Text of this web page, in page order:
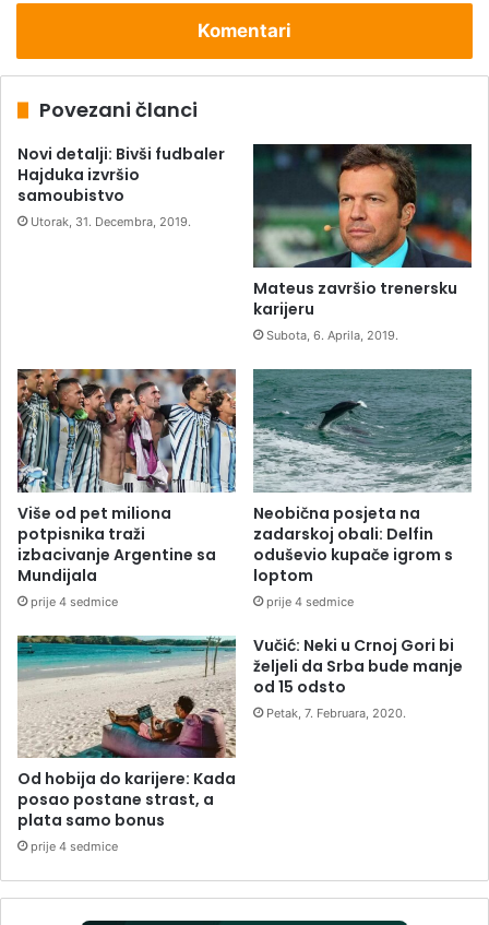
Komentari
Povezani članci
Novi detalji: Bivši fudbaler
Hajduka izvršio
samoubistvo
Utorak, 31. Decembra, 2019.
Mateus završio trenersku
karijeru
Subota, 6. Aprila, 2019.
Više od pet miliona
potpisnika traži
izbacivanje Argentine sa
Mundijala
prije 4 sedmice
Neobična posjeta na
zadarskoj obali: Delfin
oduševio kupače igrom s
loptom
prije 4 sedmice
Od hobija do karijere: Kada
posao postane strast, a
plata samo bonus
prije 4 sedmice
Vučić: Neki u Crnoj Gori bi
željeli da Srba bude manje
od 15 odsto
Petak, 7. Februara, 2020.